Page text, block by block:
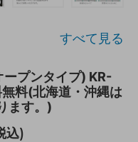
すべて見る
プンタイプ) KR-
料(北海道・沖縄は
ます。)
込)